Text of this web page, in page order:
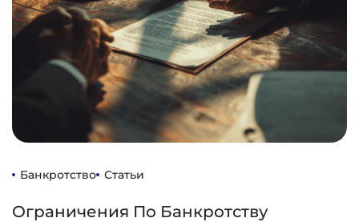
Банкротство Статьи
Ограничения По Банкротству